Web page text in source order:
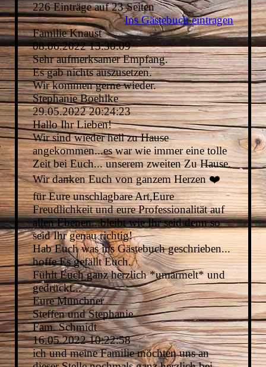
226 Einträge auf 23 Seiten
Ins Gästebuch eintragen
Familie Knaust
08.06.2022 13:30:09
Sehr aufmerksamer Empfang.
Es gab nichts auszusetzen.
Wir kommen gerne wieder.
Stephanie Boehlke
29.05.2022 20:24:23
Hallo Ihr Lieben!
Wir sind wieder heil zu Hause
angekommen...es war wie immer eine tolle
Zeit bei Euch... unserem zweiten Zu Hause.
Wir danken Euch von ganzem Herzen ❤️
für Eure unschlagbare Art,Eure
Freudlichkeit und eure Professionalität auf
allen Ebenen...bleibt wie Ihr seid denn so
seid Ihr genau richtig!
Hab Euch was ins Gästebuch geschrieben...
hoffe Es gefällt Euch.
Fühlt Euch ganz herzlich *umärmelt* und
gedrückt...
Eure Münchner
Steffen und Stephanie
Fam. Schmidt
16.05.2022 10:22:58
ich und meine Familie möchten uns an